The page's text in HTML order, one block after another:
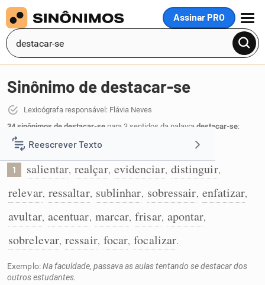
Assinar PRO
MENU
Reescrever Texto
Resumir Texto
Corrigir Texto
Detector de IA
Humanizador de IA
Sinônimo de destacar-se
Lexicógrafa responsável: Flávia Neves
34 sinônimos de destacar-se para 3 sentidos da palavra destacar-se:
Salientar como melhor ou mais importante:
1 salientar, realçar, evidenciar, distinguir,
relevar, ressaltar, sublinhar, sobressair, enfatizar,
avultar, acentuar, marcar, frisar, apontar,
sobrelevar, ressair, focar, focalizar.
Exemplo:Na faculdade, passava as aulas tentando se destacar dos
outros estudantes.